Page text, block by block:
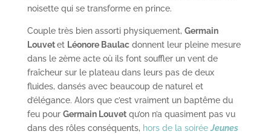
noisette qui se transforme en prince.
Couple très bien assorti physiquement, Germain
Louvetet Léonore Baulacdonnent leur pleine mesure
dans le 2ème acte où ils font souffler un vent de
fraîcheur sur le plateau dans leurs pas de deux
fluides, dansés avec beaucoup de naturel et
d’élégance. Alors que c’est vraiment un baptême du
feu pour Germain Louvetqu’on n’a quasiment pas vu
dans des rôles conséquents, hors de la soiréeJeunes